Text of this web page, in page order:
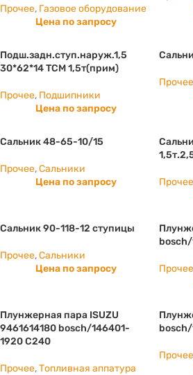
Прочее, Газовое оборудование
Цена по запросу
Подш.задн.ступ.наруж.1,5
30*62*14 ТСМ 1,5т(прим)
Прочее, Подшипники
Цена по запросу
Прочее
Сальник 48-65-10/15
Прочее,Сальники
Цена по запросу
Прочее
Сальник 90-118-12 ступицы
Прочее,Сальники
Цена по запросу
Прочее
Плунжерная пара ISUZU
9461614180 bosch/146401-
1920 С240
Прочее,Топливная аппатура
Прочее